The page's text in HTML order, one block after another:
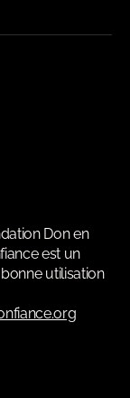
Don en
est un
utilisation